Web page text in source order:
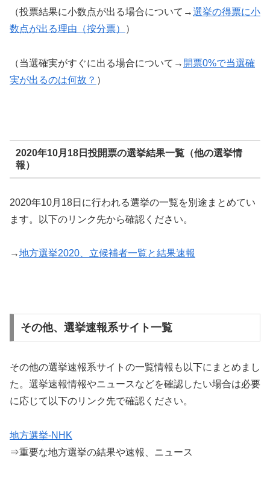
（投票結果に小数点が出る場合について→選挙の得票に小
数点が出る理由（按分票）
）
（当選確実がすぐに出る場合について→ 開票0%で当選確
実が出るのは何故？ ）
2020年10月18日投開票の選挙結果一覧（他の選挙情
報）
2020年10月18日に行われる選挙の一覧を別途まとめてい
ます。以下のリンク先から確認ください。
→地方選挙2020、立候補者一覧と結果速報
その他、選挙速報系サイト一覧
その他の選挙速報系サイトの一覧情報も以下にまとめまし
た。選挙速報情報やニュースなどを確認したい場合は必要
に応じて以下のリンク先で確認ください。
地方選挙-NHK
⇒重要な地方選挙の結果や速報、ニュース